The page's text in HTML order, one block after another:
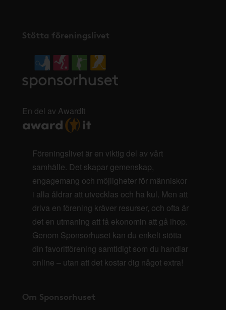
Stötta föreningslivet
En del av AwardIt
Föreningslivet är en viktig del av vårt
samhälle. Det skapar gemenskap,
engagemang och möjligheter för människor
i alla åldrar att utvecklas och ha kul. Men att
driva en förening kräver resurser, och ofta är
det en utmaning att få ekonomin att gå ihop.
Genom Sponsorhuset kan du enkelt stötta
din favoritförening samtidigt som du handlar
online – utan att det kostar dig något extra!
Om Sponsorhuset